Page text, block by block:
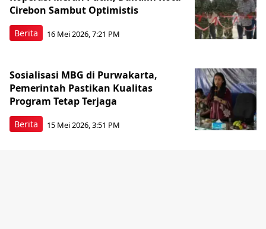
Berita
Cirebon Sambut Optimistis
16 Mei 2026, 7:21 PM
Berita
Sosialisasi MBG di Purwakarta,
Pemerintah Pastikan Kualitas
Program Tetap Terjaga
15 Mei 2026, 3:51 PM